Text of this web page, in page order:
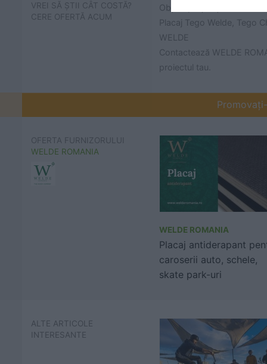
VREI SĂ ȘTII CÂT COSTĂ?
CERE OFERTĂ ACUM
Obține prețuri și află cât
Placaj Tego Welde, Tego
WELDE
Contactează WELDE
proiectul tau.
OFERTA FURNIZORULUI
WELDE ROMANIA
WELDE ROMANIA
Placaj antiderapant
caroserii auto, schele,
skate park-uri
ALTE ARTICOLE
INTERESANTE